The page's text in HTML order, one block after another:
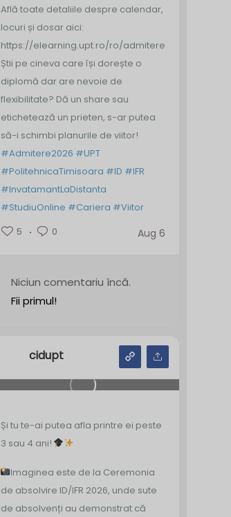
Află toate detaliile despre calendar,
locuri și dosar aici:
https://elearning.upt.ro/ro/admitere/
Știi pe cineva care își dorește o
diplomă dar are nevoie de
flexibilitate? Dă un share sau
etichetează un prieten, s-ar putea
să-i schimbi planurile de viitor!
#Admitere2026 #UPT
#PolitehnicaTimisoara #ID #IFR
#InvatamantLaDistanta
#StudiuOnline #Cariera #Viitor
5
0 Aug 6
Niciun comentariu încă.
Fii primul!
cidupt
Și tu te-ai putea afla printre ei peste
3 sau 4 ani!
Imaginea este de la Ceremonia
de absolvire ID/IFR 2026, unde sute
de absolvenți au demonstrat că